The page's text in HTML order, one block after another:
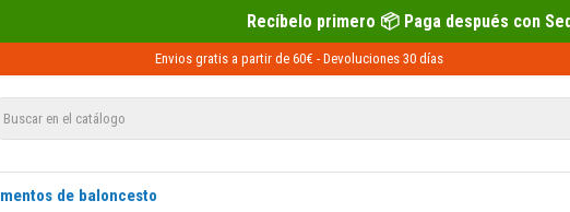
Recíbelo primero 📦 Paga después con Sequra 💶
Envios gratis a partir de 60€ - Devoluciones 30 días
de baloncesto